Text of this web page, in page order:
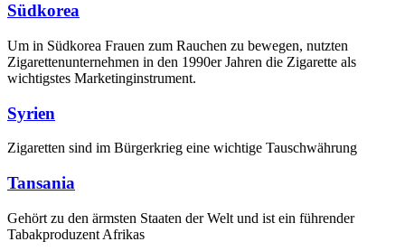
Südkorea
Um in Südkorea Frauen zum Rauchen zu bewegen, nutzten
Zigarettenunternehmen in den 1990er Jahren die Zigarette als
wichtigstes Marketinginstrument.
Syrien
Zigaretten sind im Bürgerkrieg eine wichtige Tauschwährung
Tansania
Gehört zu den ärmsten Staaten der Welt und ist ein führender
Tabakproduzent Afrikas